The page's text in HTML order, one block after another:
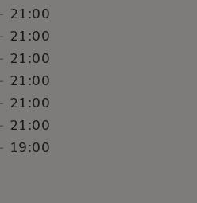
- 21:00
- 21:00
- 21:00
- 21:00
- 21:00
- 21:00
- 19:00